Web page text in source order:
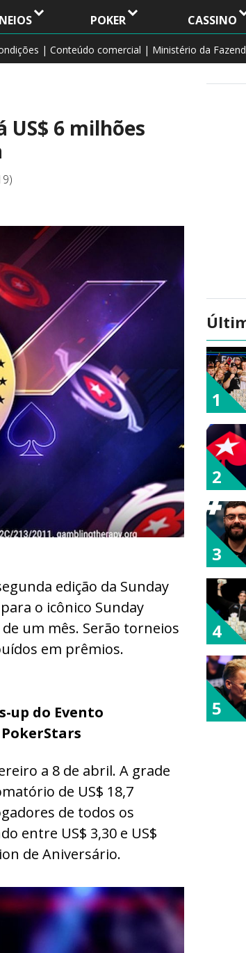
POKER CASSINO
| Conteúdo comercial | Ministério da
6 milhões
edição da Sunday
o icônico Sunday
um mês. Serão torneios
em prêmios.
up do Evento
a 8 de abril. A grade
de US$ 18,7
de todos os
entre US$ 3,30 e US$
de Aniversário.
1
2
3
4
5